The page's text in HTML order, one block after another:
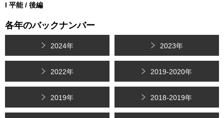
l 平能 / 後編
各年のバックナンバー
2024年 2023年
2022年 2019-2020年
2019年 2018-2019年